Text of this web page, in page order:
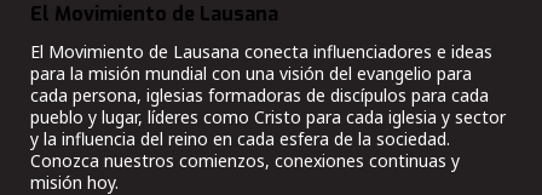
El Movimiento de Lausana
El Movimiento de Lausana conecta influenciadores e ideas
para la misión mundial con una visión del evangelio para
cada persona, iglesias formadoras de discípulos para cada
pueblo y lugar, líderes como Cristo para cada iglesia y sector
y la influencia del reino en cada esfera de la sociedad.
Conozca nuestros comienzos, conexiones continuas y
misión hoy.